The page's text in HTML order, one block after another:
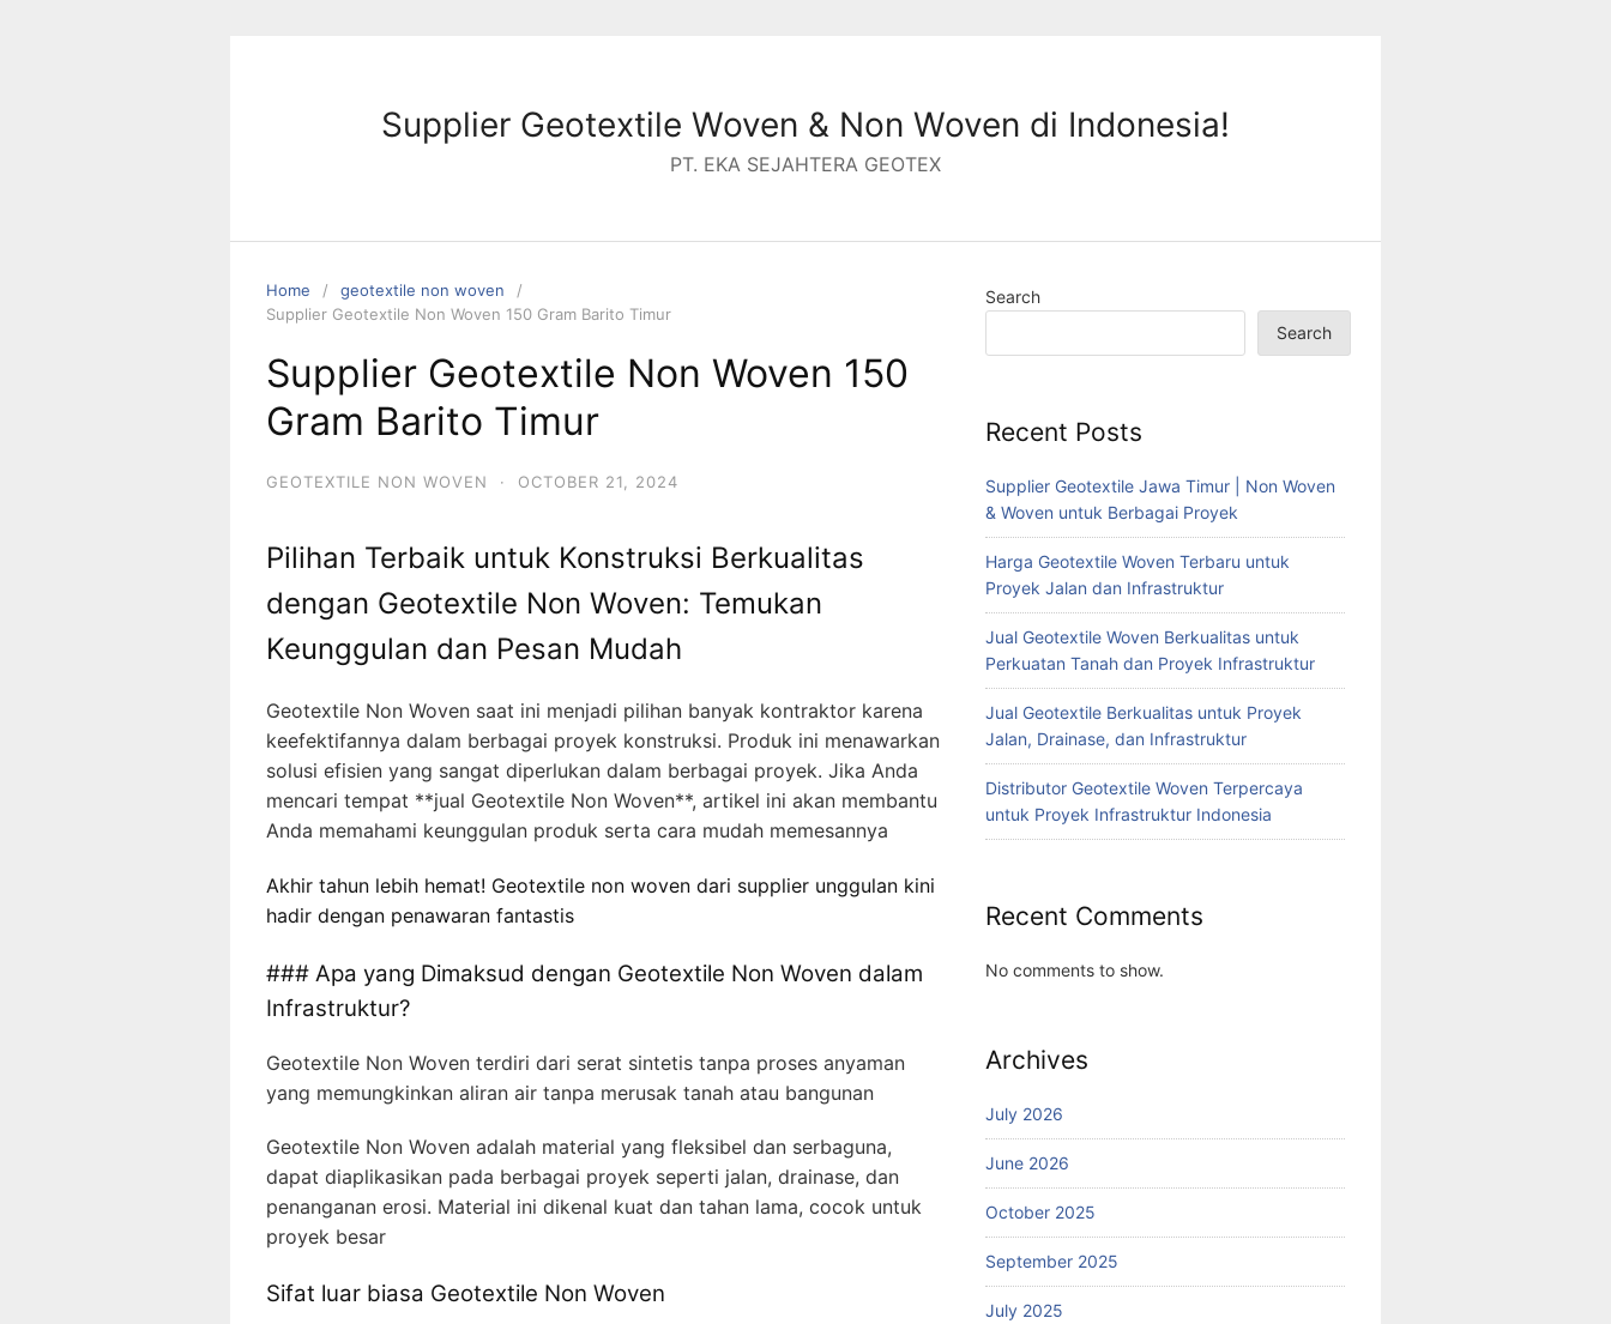
Supplier Geotextile Woven & Non Woven di Indonesia!
PT. EKA SEJAHTERA GEOTEX
Home
geotextile non woven
Supplier Geotextile Non Woven 150 Gram Barito Timur
Supplier Geotextile Non Woven 150
Gram Barito Timur
GEOTEXTILE NON WOVEN · OCTOBER 21, 2024
Pilihan Terbaik untuk Konstruksi Berkualitas
dengan Geotextile Non Woven: Temukan
Keunggulan dan Pesan Mudah
Geotextile Non Woven saat ini menjadi pilihan banyak kontraktor karena
keefektifannya dalam berbagai proyek konstruksi. Produk ini menawarkan
solusi efisien yang sangat diperlukan dalam berbagai proyek. Jika Anda
mencari tempat **jual Geotextile Non Woven**, artikel ini akan membantu
Anda memahami keunggulan produk serta cara mudah memesannya
Akhir tahun lebih hemat! Geotextile non woven dari supplier unggulan kini
hadir dengan penawaran fantastis
### Apa yang Dimaksud dengan Geotextile Non Woven dalam
Infrastruktur?
Geotextile Non Woven terdiri dari serat sintetis tanpa proses anyaman
yang memungkinkan aliran air tanpa merusak tanah atau bangunan
Geotextile Non Woven adalah material yang fleksibel dan serbaguna,
dapat diaplikasikan pada berbagai proyek seperti jalan, drainase, dan
penanganan erosi. Material ini dikenal kuat dan tahan lama, cocok untuk
proyek besar
Sifat luar biasa Geotextile Non Woven
Search
Search
Recent Posts
Supplier Geotextile Jawa Timur | Non Woven
& Woven untuk Berbagai Proyek
Harga Geotextile Woven Terbaru untuk
Proyek Jalan dan Infrastruktur
Jual Geotextile Woven Berkualitas untuk
Perkuatan Tanah dan Proyek Infrastruktur
Jual Geotextile Berkualitas untuk Proyek
Jalan, Drainase, dan Infrastruktur
Distributor Geotextile Woven Terpercaya
untuk Proyek Infrastruktur Indonesia
Recent Comments
No comments to show.
Archives
July 2026
June 2026
October 2025
September 2025
July 2025